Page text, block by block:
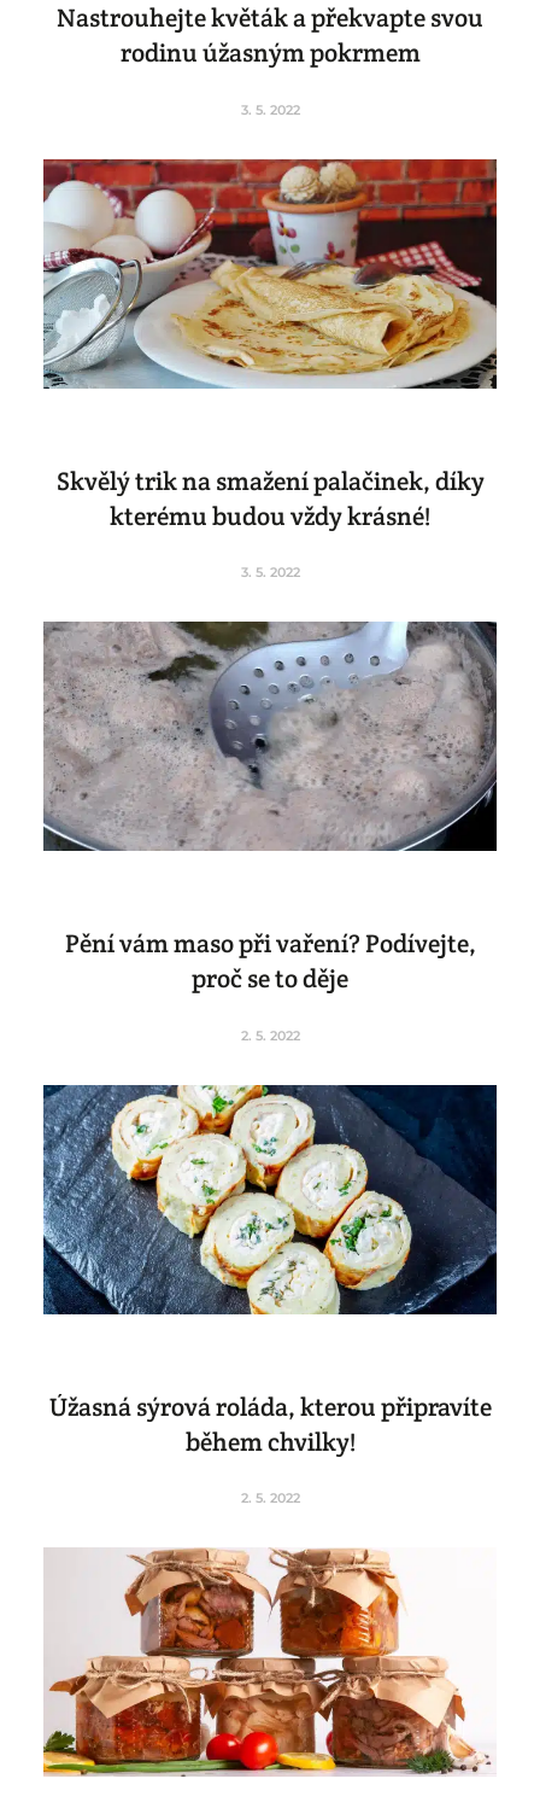
Nastrouhejte květák a překvapte svou
rodinu úžasným pokrmem
3. 5. 2022
Skvělý trik na smažení palačinek, díky
kterému budou vždy krásné!
3. 5. 2022
Pění vám maso při vaření? Podívejte,
proč se to děje
2. 5. 2022
Úžasná sýrová roláda, kterou připravíte
během chvilky!
2. 5. 2022